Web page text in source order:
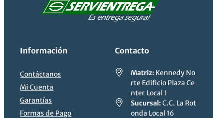
Información
Contáctanos
Mi Cuenta
Garantías
Formas de Pago
Contacto
Matriz: Kennedy No
rte Edificio Plaza Ce
nter Local 1
Sucursal:C.C. La Rot
onda Local 16